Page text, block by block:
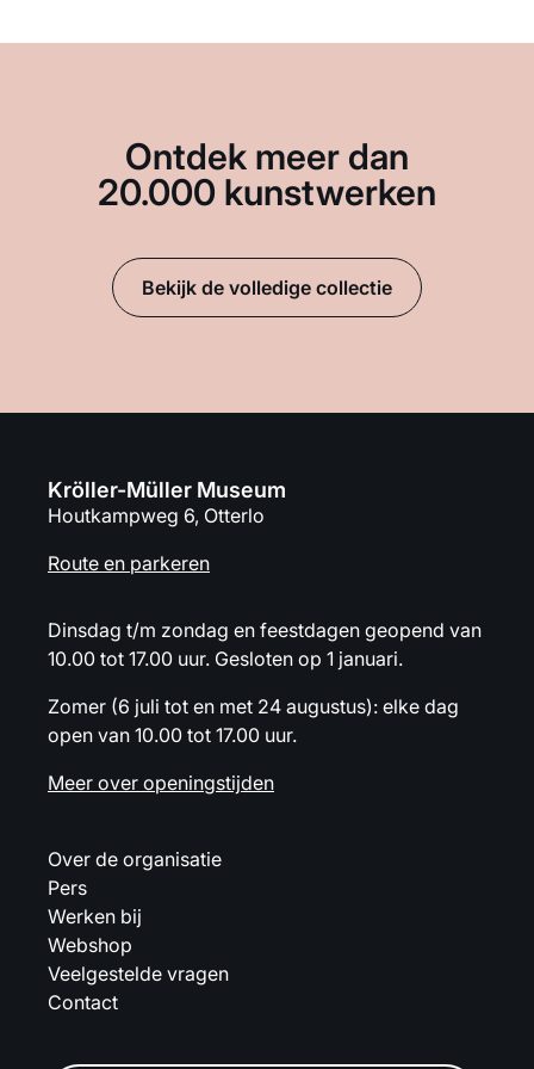
Ontdek meer dan
20.000 kunstwerken
Bekijk de volledige collectie
Kröller-Müller Museum
Houtkampweg 6, Otterlo
Route en parkeren
Dinsdag t/m zondag en feestdagen geopend van
10.00 tot 17.00 uur. Gesloten op 1 januari.
Zomer (6 juli tot en met 24 augustus): elke dag
open van 10.00 tot 17.00 uur.
Meer over openingstijden
Over de organisatie
Pers
Werken bij
Webshop
Veelgestelde vragen
Contact